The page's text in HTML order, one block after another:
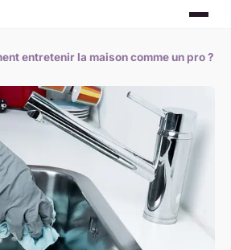
entretenir la maison comme un pro ?